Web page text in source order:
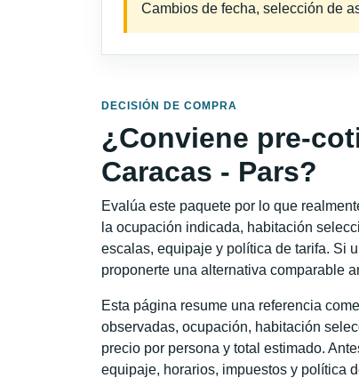
Cambios de fecha, selección de
DECISIÓN DE COMPRA
¿Conviene pre-
Caracas - Pars?
Evalúa este paquete por lo que
la ocupación indicada, habitación
escalas, equipaje y política de tarifa. Si
proponerte una alternativa comparable
Esta página resume una referencia
observadas, ocupación, habitación
precio por persona y total estimado.
equipaje, horarios, impuestos y política